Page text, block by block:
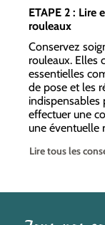
ETAPE 2 : Lire
rouleaux
Conservez
rouleaux. Elles
essentielles
de pose et les
indispensables
effectuer une
une éventuelle
Lire tous les